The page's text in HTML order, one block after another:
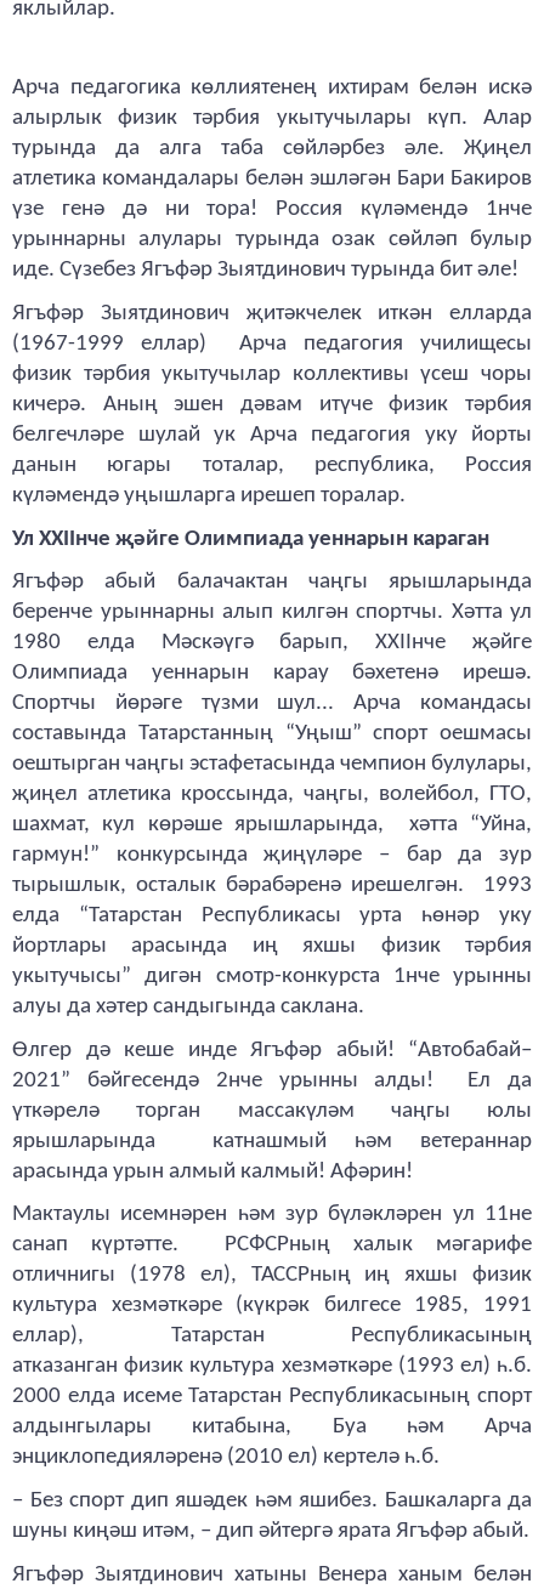
яклыйлар.
Арча педагогика көллиятенең ихтирам белән искә
алырлык физик тәрбия укытучылары күп. Алар
турында да алга таба сөйләрбез әле. Җиңел
атлетика командалары белән эшләгән Бари Бакиров
үзе генә дә ни тора! Россия күләмендә 1нче
урыннарны алулары турында озак сөйләп булыр
иде. Сүзебез Ягъфәр Зыятдинович турында бит әле!
Ягъфәр Зыятдинович җитәкчелек иткән елларда
(1967-1999 еллар) Арча педагогия училищесы
физик тәрбия укытучылар коллективы үсеш чоры
кичерә. Аның эшен дәвам итүче физик тәрбия
белгечләре шулай ук Арча педагогия уку йорты
данын югары тоталар, республика, Россия
күләмендә уңышларга ирешеп торалар.
Ул XXIIнче җәйге Олимпиада уеннарын караган
Ягъфәр абый балачактан чаңгы ярышларында
беренче урыннарны алып килгән спортчы. Хәтта ул
1980 елда Мәскәүгә барып, XXIIнче җәйге
Олимпиада уеннарын карау бәхетенә ирешә.
Спортчы йөрәге түзми шул... Арча командасы
составында Татарстанның “Уңыш” спорт оешмасы
оештырган чаңгы эстафетасында чемпион булулары,
җиңел атлетика кроссында, чаңгы, волейбол, ГТО,
шахмат, кул көрәше ярышларында, хәтта “Уйна,
гармун!” конкурсында җиңүләре – бар да зур
тырышлык, осталык бәрабәренә ирешелгән. 1993
елда “Татарстан Республикасы урта һөнәр уку
йортлары арасында иң яхшы физик тәрбия
укытучысы” дигән смотр-конкурста 1нче урынны
алуы да хәтер сандыгында саклана.
Өлгер дә кеше инде Ягъфәр абый! “Автобабай–
2021” бәйгесендә 2нче урынны алды! Ел да
үткәрелә торган массакүләм чаңгы юлы
ярышларында катнашмый һәм ветераннар
арасында урын алмый калмый! Афәрин!
Мактаулы исемнәрен һәм зур бүләкләрен ул 11не
санап күртәтте. РСФСРның халык мәгарифе
отличнигы (1978 ел), ТАССРның иң яхшы физик
культура хезмәткәре (күкрәк билгесе 1985, 1991
еллар), Татарстан Республикасының
атказанган физик культура хезмәткәре (1993 ел) һ.б.
2000 елда исеме Татарстан Республикасының спорт
алдынгылары китабына, Буа һәм Арча
энциклопедияләренә (2010 ел) кертелә һ.б.
– Без спорт дип яшәдек һәм яшибез. Башкаларга да
шуны киңәш итәм, – дип әйтергә ярата Ягъфәр абый.
Ягъфәр Зыятдинович хатыны Венера ханым белән